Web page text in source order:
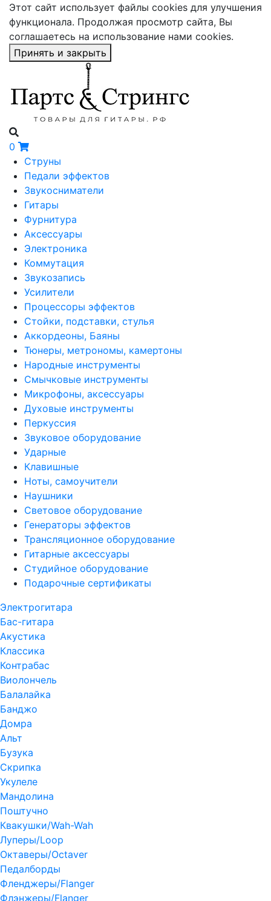
Этот сайт использует файлы cookies для улучшения
функционала. Продолжая просмотр сайта, Вы
соглашаетесь на использование нами cookies.
Принять и закрыть
0
Струны
Педали эффектов
Звукосниматели
Гитары
Фурнитура
Аксессуары
Электроника
Коммутация
Звукозапись
Усилители
Процессоры эффектов
Стойки, подставки, стулья
Аккордеоны, Баяны
Тюнеры, метрономы, камертоны
Народные инструменты
Смычковые инструменты
Микрофоны, аксессуары
Духовые инструменты
Перкуссия
Звуковое оборудование
Ударные
Клавишные
Ноты, самоучители
Наушники
Световое оборудование
Генераторы эффектов
Трансляционное оборудование
Гитарные аксессуары
Студийное оборудование
Подарочные сертификаты
Электрогитара
Бас-гитара
Акустика
Классика
Контрабас
Виолончель
Балалайка
Банджо
Домра
Альт
Бузука
Скрипка
Укулеле
Мандолина
Поштучно
Квакушки/Wah-Wah
Луперы/Loop
Октаверы/Octaver
Педалборды
Фленджеры/Flanger
Флэнжеры/Flanger